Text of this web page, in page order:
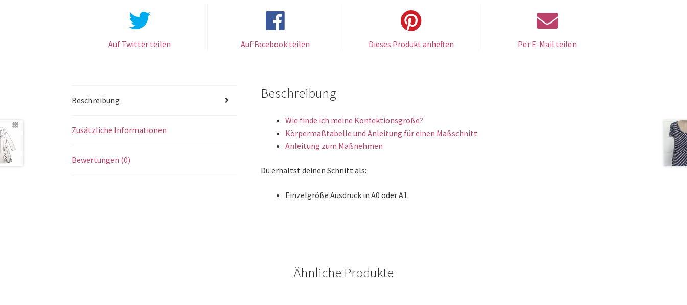
Auf Twitter teilen Auf Facebook teilen Dieses Produkt anheften Per E-Mail teilen
Beschreibung
Zusätzliche Informationen
Bewertungen (0)
Beschreibung
Wie finde ich meine Konfektionsgröße?
Körpermaßtabelle und Anleitung für einen Maßschnitt
Anleitung zum Maßnehmen
Du erhältst deinen Schnitt als:
Einzelgröße Ausdruck in A0 oder A1
Ähnliche Produkte